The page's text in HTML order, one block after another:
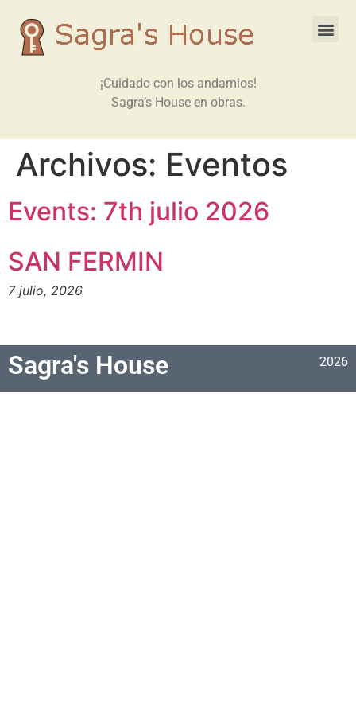
¡Cuidado con los andamios!
Sagra’s House en obras.
Archivos: Eventos
Events: 7th julio 2026
SAN FERMIN
7 julio, 2026
Sagra's House 2026